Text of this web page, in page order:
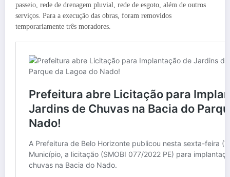
passeio, rede de drenagem pluvial, rede de esgoto, além de outros
serviços. Para a execução das obras, foram removidos
temporariamente três moradores.